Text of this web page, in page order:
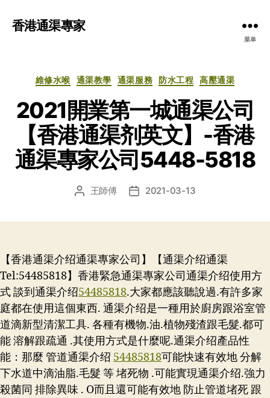
香港通渠專家
菜单
分
維修水喉 通渠教學 通渠服務 防水工程 高壓通渠
2021開業第一城通渠公司
【香港通渠剂英文】-香港
通渠專家公司5448-5818
文 王師傅
发 2021-03-13
【香港通渠介绍通渠專家公司】【通渠介绍通渠
Tel:54485818】香港緊急通渠專家公司通渠介绍使用方
式 談到通渠介绍54485818.大家都應該聽說過.有許多家
庭都在使用這個東西. 通渠介绍是一種用於廚房跟浴室管
道滴新型清潔工具. 各種有機物.油.植物殘渣跟毛髮.都可
能 溶解跟疏通 .其使用方式是什麼呢.通渠介绍產品性
能：那麼 管道通渠介绍 54485818可能快速有效地 分解
下水道中滴油脂.毛髮 等 堵死物 .可能實現通渠介绍.強力
殺菌同 排除異味 . O而且還可能有效地 防止管道堵死 跟